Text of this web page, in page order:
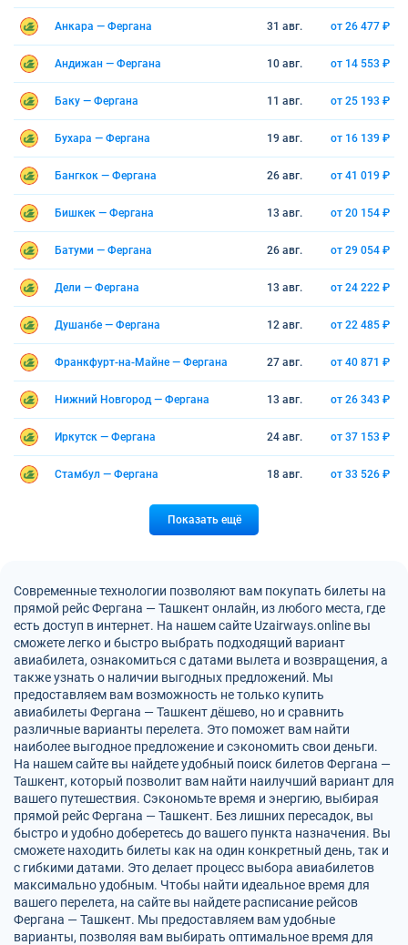
Анкара — Фергана 31 авг. от 26 477 ₽
Андижан — Фергана 10 авг. от 14 553 ₽
Баку — Фергана 11 авг. от 25 193 ₽
Бухара — Фергана 19 авг. от 16 139 ₽
Бангкок — Фергана 26 авг. от 41 019 ₽
Бишкек — Фергана 13 авг. от 20 154 ₽
Батуми — Фергана 26 авг. от 29 054 ₽
Дели — Фергана 13 авг. от 24 222 ₽
Душанбе — Фергана 12 авг. от 22 485 ₽
Франкфурт-на-Майне — Фергана 27 авг. от 40 871 ₽
Нижний Новгород — Фергана 13 авг. от 26 343 ₽
Иркутск — Фергана 24 авг. от 37 153 ₽
Стамбул — Фергана 18 авг. от 33 526 ₽
Показать ещё
Современные технологии позволяют вам покупать билеты на
прямой рейс Фергана — Ташкент онлайн, из любого места, где
есть доступ в интернет. На нашем сайте Uzairways.online вы
сможете легко и быстро выбрать подходящий вариант
авиабилета, ознакомиться с датами вылета и возвращения, а
также узнать о наличии выгодных предложений. Мы
предоставляем вам возможность не только купить
авиабилеты Фергана — Ташкент дёшево, но и сравнить
различные варианты перелета. Это поможет вам найти
наиболее выгодное предложение и сэкономить свои деньги.
На нашем сайте вы найдете удобный поиск билетов Фергана —
Ташкент, который позволит вам найти наилучший вариант для
вашего путешествия. Сэкономьте время и энергию, выбирая
прямой рейс Фергана — Ташкент. Без лишних пересадок, вы
быстро и удобно доберетесь до вашего пункта назначения. Вы
сможете находить билеты как на один конкретный день, так и
с гибкими датами. Это делает процесс выбора авиабилетов
максимально удобным. Чтобы найти идеальное время для
вашего перелета, на сайте вы найдете расписание рейсов
Фергана — Ташкент. Мы предоставляем вам удобные
варианты, позволяя вам выбирать оптимальное время для